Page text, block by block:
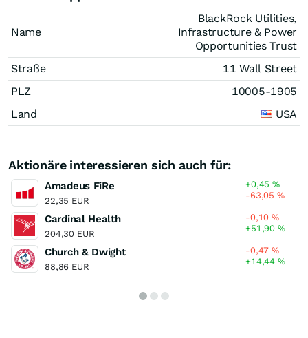
Name
BlackRock Utilities,
Infrastructure & Power
Opportunities Trust
Straße
11 Wall Street
PLZ
10005-1905
Land
USA
Aktionäre interessieren sich auch für:
Amadeus FiRe
22,35 EUR
+0,45%
-63,05%
Cardinal Health
204,30 EUR
-0,10%
+51,90%
Church & Dwight
88,86 EUR
-0,47%
+14,44%